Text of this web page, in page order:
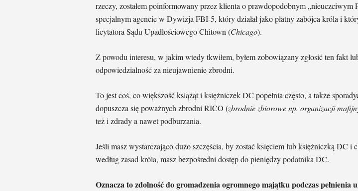
rzeczy, zostałem poinformowany przez klienta o prawdopodobnym „nieuczciwym
specjalnym agencie w Dywizja FBI-5, który działał jako płatny zabójca króla i
licytatora Sądu Upadłościowego Chitown (Chicago).
Z powodu interesu, w jakim wtedy tkwiłem, byłem zobowiązany zgłosić ten fakt
odpowiedzialność za nieujawnienie zbrodni.
To jest coś, co większość książąt i księżniczek DC popełnia często, a także
dopuszcza się poważnych zbrodni RICO (zbrodnie zbiorowe np. organizacji
też i zdrady a nawet podburzania.
Jeśli masz wystarczająco dużo szczęścia, by zostać księciem lub księżniczką DC i
według zasad króla, masz bezpośredni dostęp do pieniędzy podatnika DC.
Oznacza to zdolność do gromadzenia ogromnego majątku podczas pełnienia